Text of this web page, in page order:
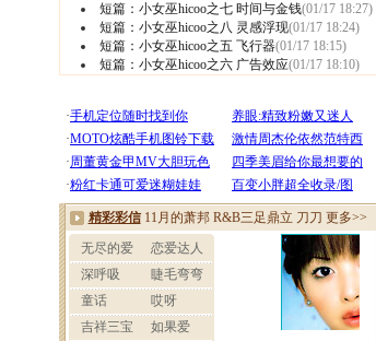
短篇：小女巫hicoo之七 时间与金钱(01/17 18:27)
短篇：小女巫hicoo之八 灵感浮现(01/17 18:24)
短篇：小女巫hicoo之五 飞行器(01/17 18:15)
短篇：小女巫hicoo之六 广告效应(01/17 18:10)